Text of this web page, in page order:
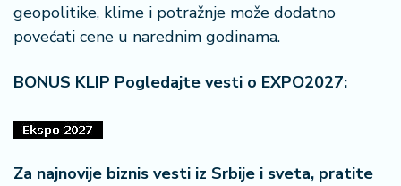
geopolitike, klime i potražnje može dodatno
povećati cene u narednim godinama.
BONUS KLIP Pogledajte vesti o EXPO2027:
Za najnovije biznis vesti iz Srbije i sveta, pratite